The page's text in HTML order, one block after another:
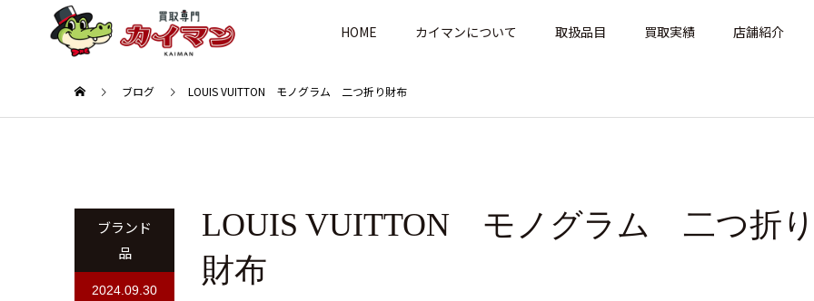
HOME カイマンについて 取扱品目 買取実績 店舗紹介
ブログ LOUIS VUITTON モノグラム 二つ折り財布
ブランド
品
2024.09.30
LOUIS VUITTON モノグラム 二つ折り
財布